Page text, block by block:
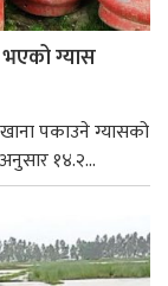
ग्यास
पकाउने ग्यासको
१४.२...